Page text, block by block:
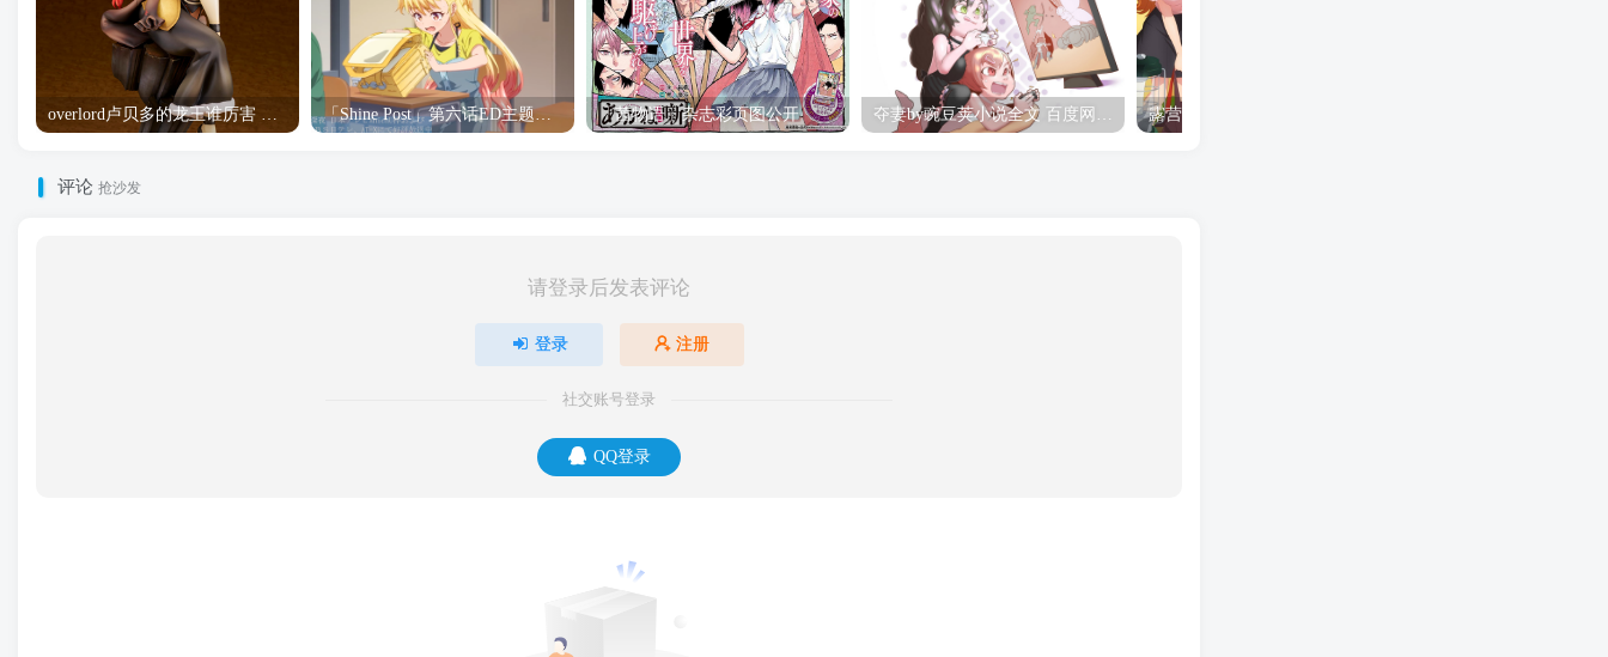
overlord卢贝多的龙王谁厉害 「Overlord」露普斯蕾琪娜·贝塔手办开订 「Shine Post」第六话ED主题曲「Yellow Rose」无字幕MV公开 「茜物语」杂志彩页图公开 夺妻by豌豆荚小说全文 百度网盘 Duo!
评论 抢沙发
请登录后发表评论
登录 注册
社交账号登录
QQ登录